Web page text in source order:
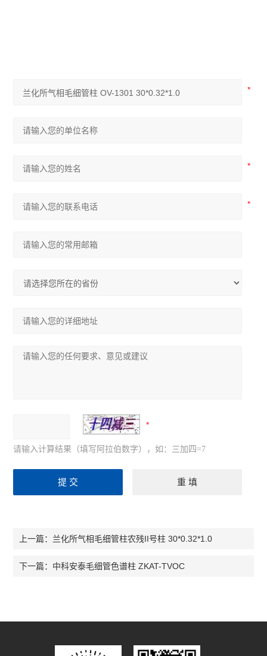
请输入计算结果（填写阿拉伯数字），如：三加四=7
上一篇： 兰化所气相毛细管柱农残II号柱 30*0.32*1.0
下一篇： 中科安泰毛细管色谱柱 ZKAT-TVOC